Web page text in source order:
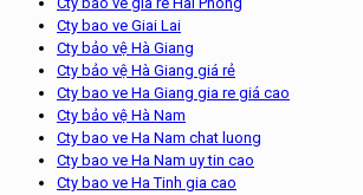
Cty bao ve Giai Lai
Cty bảo vệ Hà Giang
Cty bảo vệ Hà Giang giá rẻ
Cty bao ve Ha Giang gia re giá cao
Cty bảo vệ Hà Nam
Cty bao ve Ha Nam chat luong
Cty bao ve Ha Nam uy tin cao
Cty bao ve Ha Tinh gia cao